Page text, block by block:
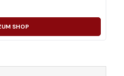
SHOP